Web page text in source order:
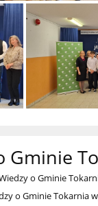
Gminie
o Gminie
o Gminie Tokarnia